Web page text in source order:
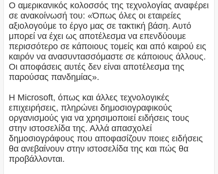
Ο αμερικανικός κολοσσός της τεχνολογίας αναφέρει
σε ανακοίνωσή του: «Όπως όλες οι εταιρείες
αξιολογούμε το έργο μας σε τακτική βάση. Αυτό
μπορεί να έχει ως αποτέλεσμα να επενδύουμε
περισσότερο σε κάποιους τομείς και από καιρού εις
καιρόν να ανασυντασσόμαστε σε κάποιους άλλους.
Οι αποφάσεις αυτές δεν είναι αποτέλεσμα της
παρούσας πανδημίας».
Η Microsoft, όπως και άλλες τεχνολογικές
επιχειρήσεις, πληρώνει δημοσιογραφικούς
οργανισμούς για να χρησιμοποιεί ειδήσεις τους
στην ιστοσελίδα της. Αλλά απασχολεί
δημοσιογράφους που αποφασίζουν ποιες ειδήσεις
θα ανεβαίνουν στην ιστοσελίδα της και πώς θα
προβάλλονται.